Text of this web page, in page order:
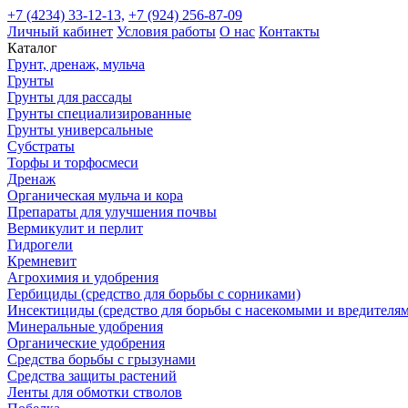
+7 (4234) 33-12-13, +7 (924) 256-87-09
Личный кабинет Условия работы О нас Контакты
Каталог
Грунт, дренаж, мульча
Грунты
Грунты для рассады
Грунты специализированные
Грунты универсальные
Субстраты
Торфы и торфосмеси
Дренаж
Органическая мульча и кора
Препараты для улучшения почвы
Вермикулит и перлит
Гидрогели
Кремневит
Агрохимия и удобрения
Гербициды (средство для борьбы с сорниками)
Инсектициды (средство для борьбы с насекомыми и
Минеральные удобрения
Органические удобрения
Средства борьбы с грызунами
Средства защиты растений
Ленты для обмотки стволов